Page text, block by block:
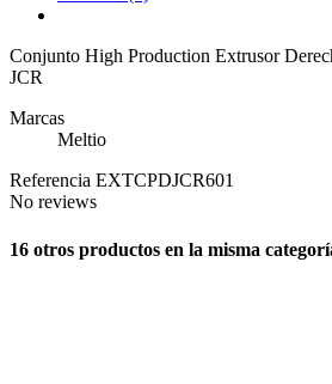
Conjunto High Production Extrusor
JCR
Marcas
Meltio
Referencia EXTCPDJCR601
No reviews
16 otros productos en la misma